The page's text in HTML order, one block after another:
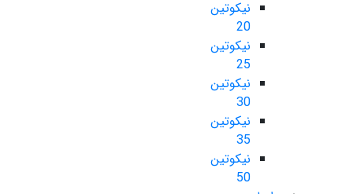
نیکوتین
20
نیکوتین
25
نیکوتین
30
نیکوتین
35
نیکوتین
50